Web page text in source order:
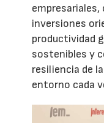
empresariales,
inversiones
productividad
sostenibles y
resiliencia de
entorno cada